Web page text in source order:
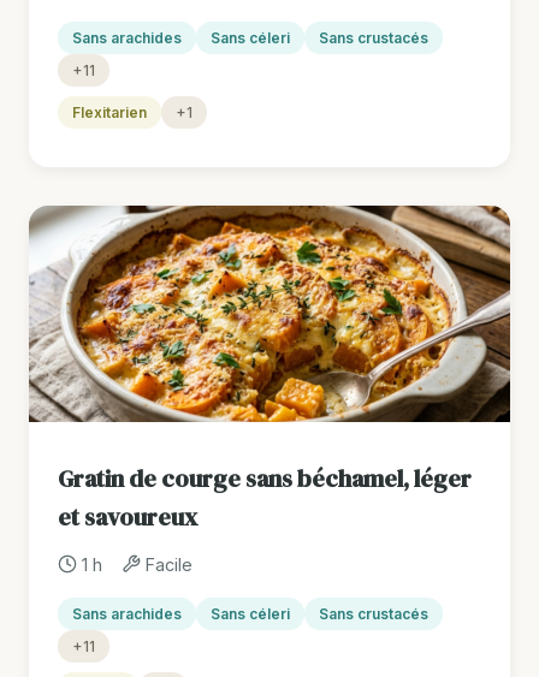
Sans arachides Sans céleri
Sans crustacés
+11
Flexitarien +1
Gratin de courge sans béchamel, léger
et savoureux
1 h Facile
Sans arachides Sans céleri
Sans crustacés
+11